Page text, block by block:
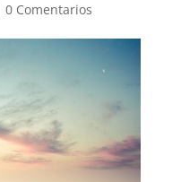
0 Comentarios